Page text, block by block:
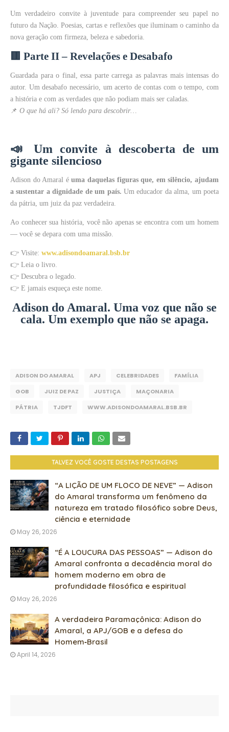
Um verdadeiro convite à juventude para compreender seu papel no
futuro da Nação. Poesias, cartas e reflexões que iluminam o caminho da
nova geração com firmeza, beleza e sabedoria.
🟥 Parte II – Revelações e Desabafo
Guardada para o final, essa parte carrega as palavras mais intensas do
autor. Um desabafo necessário, um acerto de contas com o tempo, com
a história e com as verdades que não podiam mais ser caladas.
📌 O que há ali? Só lendo para descobrir…
📣Um convite à descoberta de um
gigante silencioso
Adison do Amaral éuma daquelas figuras que, em silêncio, ajudam
a sustentar a dignidade de um país. Um educador da alma, um poeta
da pátria, um juiz da paz verdadeira.
Ao conhecer sua história, você não apenas se encontra com um homem
— você se depara com uma missão.
👉 Visite: www.adisondoamaral.bsb.br
👉 Leia o livro.
👉 Descubra o legado.
👉 E jamais esqueça este nome.
Adison do Amaral. Uma voz que não se
cala. Um exemplo que não se apaga.
ADISON DO AMARAL APJ CELEBRIDADES
FAMÍLIA
GOB
JUIZ DE PAZ JUSTIÇA
MAÇONARIA
PÁTRIA
TJDFT WWW.ADISONDOAMARAL.BSB.BR
TALVEZ VOCÊ GOSTE DESTAS POSTAGENS
“A LIÇÃO DE UM FLOCO DE NEVE” — Adison
do Amaral transforma um fenômeno da
natureza em tratado filosófico sobre Deus,
ciência e eternidade
May 26, 2026
“É A LOUCURA DAS PESSOAS” — Adison do
Amaral confronta a decadência moral do
homem moderno em obra de
profundidade filosófica e espiritual
May 26, 2026
A verdadeira Paramaçônica: Adison do
Amaral, a APJ/GOB e a defesa do
Homem‑Brasil
April 14, 2026